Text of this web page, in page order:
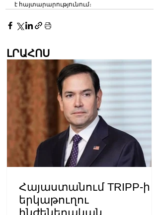
է հայտարարությունում։
ԼՐԱՀՈՍ
Հայաստանում TRIPP-ի
երկաթուղու